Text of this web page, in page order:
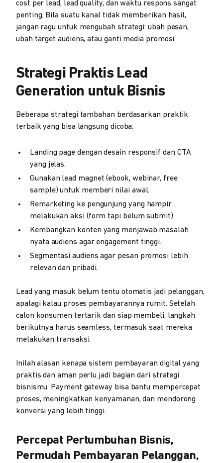
cost per lead, lead quality, dan waktu respons sangat
penting. Bila suatu kanal tidak memberikan hasil,
jangan ragu untuk mengubah strategi: ubah pesan,
ubah target audiens, atau ganti media promosi.
Strategi Praktis Lead
Generation untuk Bisnis
Beberapa strategi tambahan berdasarkan praktik
terbaik yang bisa langsung dicoba:
Landing page dengan desain responsif dan CTA
yang jelas.
Gunakan lead magnet (ebook, webinar, free
sample) untuk memberi nilai awal.
Remarketing ke pengunjung yang hampir
melakukan aksi (form tapi belum submit).
Kembangkan konten yang menjawab masalah
nyata audiens agar engagement tinggi.
Segmentasi audiens agar pesan promosi lebih
relevan dan pribadi.
Lead yang masuk belum tentu otomatis jadi pelanggan,
apalagi kalau proses pembayarannya rumit. Setelah
calon konsumen tertarik dan siap membeli, langkah
berikutnya harus seamless, termasuk saat mereka
melakukan transaksi.
Inilah alasan kenapa sistem pembayaran digital yang
praktis dan aman perlu jadi bagian dari strategi
bisnismu. Payment gateway bisa bantu mempercepat
proses, meningkatkan kenyamanan, dan mendorong
konversi yang lebih tinggi.
Percepat Pertumbuhan Bisnis,
Permudah Pembayaran Pelanggan,